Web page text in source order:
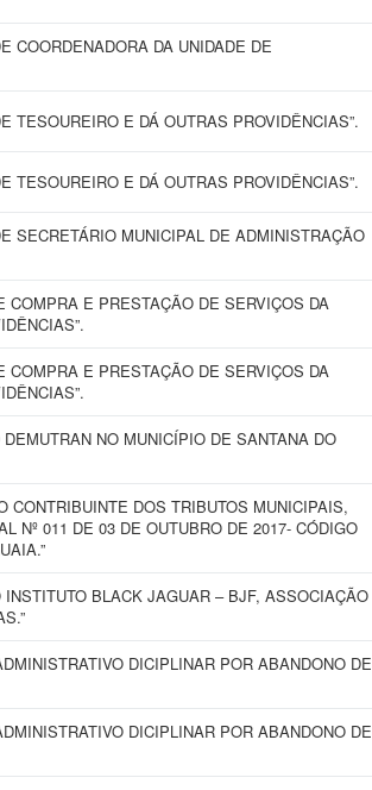
COORDENADORA DA UNIDADE DE
TESOUREIRO E DÁ OUTRAS PROVIDÊNCIAS”.
TESOUREIRO E DÁ OUTRAS PROVIDÊNCIAS”.
SECRETÁRIO MUNICIPAL DE ADMINISTRAÇÃO
COMPRA E PRESTAÇÃO DE SERVIÇOS DA
COMPRA E PRESTAÇÃO DE SERVIÇOS DA
NO MUNICÍPIO DE SANTANA DO
CONTRIBUINTE DOS TRIBUTOS MUNICIPAIS,
Nº 011 DE 03 DE OUTUBRO DE 2017- CÓDIGO
BLACK JAGUAR – BJF, ASSOCIAÇÃO
DICIPLINAR POR ABANDONO DE
DICIPLINAR POR ABANDONO DE